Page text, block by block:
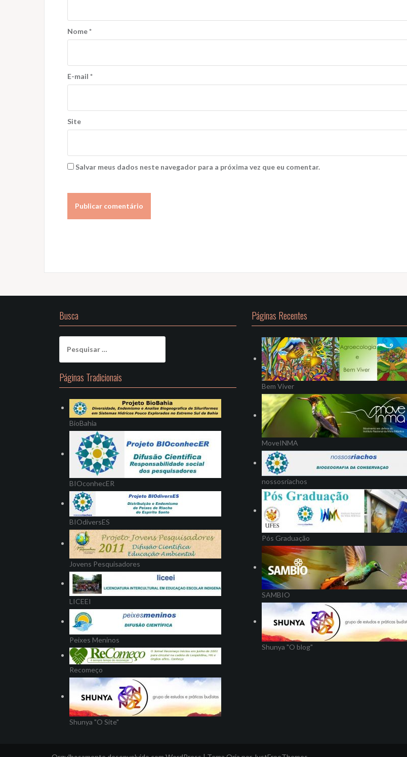
Nome*
E-mail *
Site
Salvar meus dados neste navegador para a próxima vez que eu comentar.
Busca
por:
Páginas Tradicionais
BioBahia
BIOconhecER
BIOdiversES
Jovens Pesquisadores
LICEEI
Peixes Meninos
Recomeço
Shunya "O Site"
Páginas Recentes
Bem Viver
MoveINMA
nossosriachos
Pós Graduação
SAMBIO
Shunya "O blog"